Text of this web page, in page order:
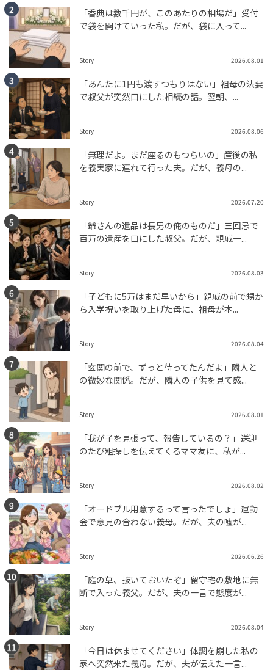
「香典は数千円が、このあたりの相場だ」受付
で袋を開けていった私。だが、袋に入って...
Story 2026.08.01
「あんたに1円も渡すつもりはない」祖母の法要
で叔父が突然口にした相続の話。翌朝、...
Story 2026.08.06
「無理だよ。まだ座るのもつらいの」産後の私
を義実家に連れて行った夫。だが、義母の...
Story 2026.07.20
「爺さんの遺品は長男の俺のものだ」三回忌で
百万の遺産を口にした叔父。だが、親戚一...
Story 2026.08.03
「子どもに5万はまだ早いから」親戚の前で甥か
ら入学祝いを取り上げた母に、祖母が本...
Story 2026.08.04
「玄関の前で、ずっと待ってたんだよ」隣人と
の微妙な関係。だが、隣人の子供を見て感...
Story 2026.08.01
「我が子を見張って、報告しているの？」送迎
のたび粗探しを伝えてくるママ友に、私が...
Story 2026.08.02
「オードブル用意するって言ったでしょ」運動
会で意見の合わない義母。だが、夫の嘘が...
Story 2026.06.26
「庭の草、抜いておいたぞ」留守宅の敷地に無
断で入った義父。だが、夫の一言で態度が...
Story 2026.08.04
「今日は休ませてください」体調を崩した私の
家へ突然来た義母。だが、夫が伝えた一言...